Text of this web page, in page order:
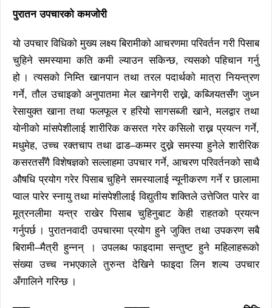
पुरातन उपचारको कमजोरी
यो उपचार विधिको मुख्य लक्ष्य बिरामीको आचरणमा परिवर्तन गरी पिसाब
चुहिने समस्यामा कति कमी ल्याउन सकिन्छ, त्यसको पहिचान गर्नु
हो । त्यसको निम्ति खानपान तथा तरल पदार्थको मात्रा नियन्त्रण
गर्ने, तौल उचाइको अनुपातमा मेल खानेगरी राख्ने, कब्जियतसँग जुध्न
रेसायुक्त खाना तथा फलफूल र हरियो सागसब्जी खाने, मलद्वार तथा
योनीको मांसपेशीलाई शारीरिक कसरत गरेर कसिलो राख्न प्रयत्न गर्ने,
मधुमेह, उच्च रक्तचाप तथा ढाड–कम्मर दुख्ने समस्या हुनेले शारीरिक
कसरतसँगै विशेषज्ञको सल्लाहमा उपचार गर्ने, आचरण परिवर्तनको साथै
औषधि प्रयोग गरेर पिसाब चुहिने समस्यालाई न्यूनीकरण गर्ने र छालामा
प्वाल पारेर स्नायु तथा मांसपेशीलाई विद्युतीय शक्तिले उत्तेजित पारेर वा
मूत्रनलीमा यन्त्र राखेर पिसाब चुहिनुबाट केही राहतको प्रयत्न
गर्नुपर्छ । पुरातनवादी उपचारमा प्रयोग हुने जुक्ति तथा उपकरण सबै
बिरामी–मैत्री हुन्नन् । उपलब्ध फाइदामा सन्तुष्ट हुने महिलाहरूको
संख्या उच्च नभएकाले तुरुन्त देखिने फाइदा लिन शल्य उपचार
अँगालिने गरिन्छ ।